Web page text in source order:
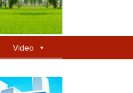
Video